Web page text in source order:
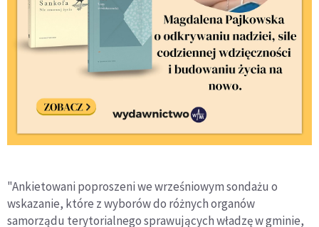
"Ankietowani poproszeni we wrześniowym sondażu o
wskazanie, które z wyborów do różnych organów
samorządu terytorialnego sprawujących władzę w gminie,